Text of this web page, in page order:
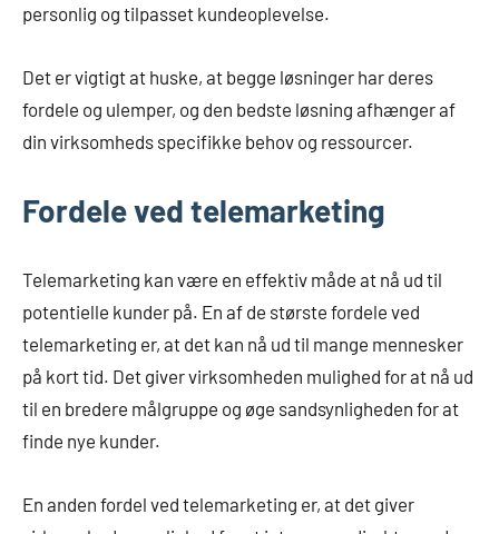
personlig og tilpasset kundeoplevelse.
Det er vigtigt at huske, at begge løsninger har deres
fordele og ulemper, og den bedste løsning afhænger af
din virksomheds specifikke behov og ressourcer.
Fordele ved telemarketing
Telemarketing kan være en effektiv måde at nå ud til
potentielle kunder på. En af de største fordele ved
telemarketing er, at det kan nå ud til mange mennesker
på kort tid. Det giver virksomheden mulighed for at nå ud
til en bredere målgruppe og øge sandsynligheden for at
finde nye kunder.
En anden fordel ved telemarketing er, at det giver